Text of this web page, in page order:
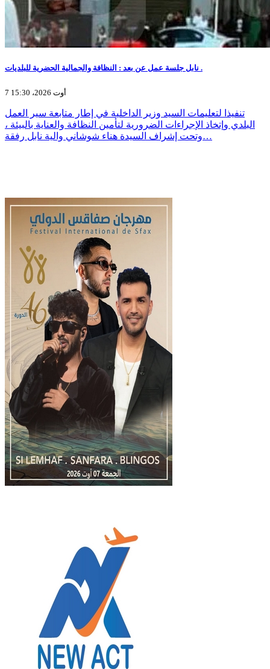
نابل جلسة عمل عن بعد : النظافة والجمالية الحضرية للبلديات .
7 أوت 2026، 15:30
تنفيذا لتعليمات السيد وزير الداخلية في إطار متابعة سير العمل
البلدي وإتخاذ الإجراءات الضرورية لتأمين النظافة والعناية بالبيئة ،
وتحت إشراف السيدة هناء شوشاني والية نابل رفقة…